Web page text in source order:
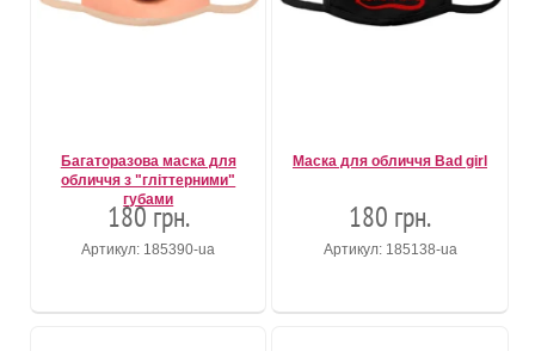
Багаторазова маска для
обличчя з "гліттерними"
губами
180 грн.
Артикул: 185390-ua
Маска для обличчя Bad girl
180 грн.
Артикул: 185138-ua